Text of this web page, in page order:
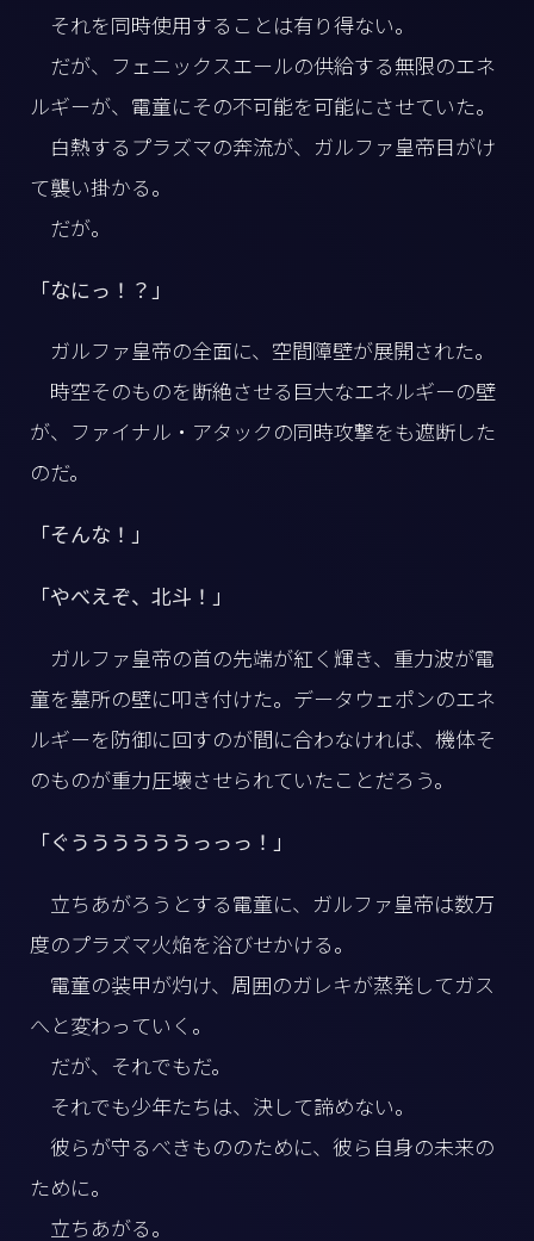
それを同時使用することは有り得ない。
だが、フェニックスエールの供給する無限のエネ
ルギーが、電童にその不可能を可能にさせていた。
白熱するプラズマの奔流が、ガルファ皇帝目がけ
て襲い掛かる。
だが。
「なにっ！？」
ガルファ皇帝の全面に、空間障壁が展開された。
時空そのものを断絶させる巨大なエネルギーの壁
が、ファイナル・アタックの同時攻撃をも遮断した
のだ。
「そんな！」
「やべえぞ、北斗！」
ガルファ皇帝の首の先端が紅く輝き、重力波が電
童を墓所の壁に叩き付けた。データウェポンのエネ
ルギーを防御に回すのが間に合わなければ、機体そ
のものが重力圧壊させられていたことだろう。
「ぐううううううっっっ！」
立ちあがろうとする電童に、ガルファ皇帝は数万
度のプラズマ火焔を浴びせかける。
電童の装甲が灼け、周囲のガレキが蒸発してガス
へと変わっていく。
だが、それでもだ。
それでも少年たちは、決して諦めない。
彼らが守るべきもののために、彼ら自身の未来の
ために。
立ちあがる。